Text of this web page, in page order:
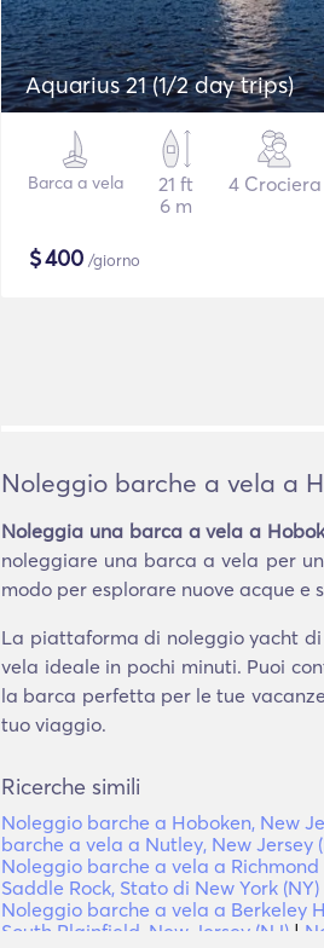
Aquarius 21 (1/2 day trips)
Barca a vela
21 ft
6 m
4 Crociera
$400 /giorno
Noleggio barche a vela a
Noleggia una barca a vela a
noleggiare una barca a vela per
modo per esplorare nuove acque e
La piattaforma di noleggio yacht
vela ideale in pochi minuti. Puoi
la barca perfetta per le tue
tuo viaggio.
Ricerche simili
Noleggio barche a Hoboken, New
barche a vela a Nutley, New Jersey
Noleggio barche a vela a Richmond
Saddle Rock, Stato di New York (NY)
Noleggio barche a vela a Berkeley
South Plainfield, New Jersey (NJ) |